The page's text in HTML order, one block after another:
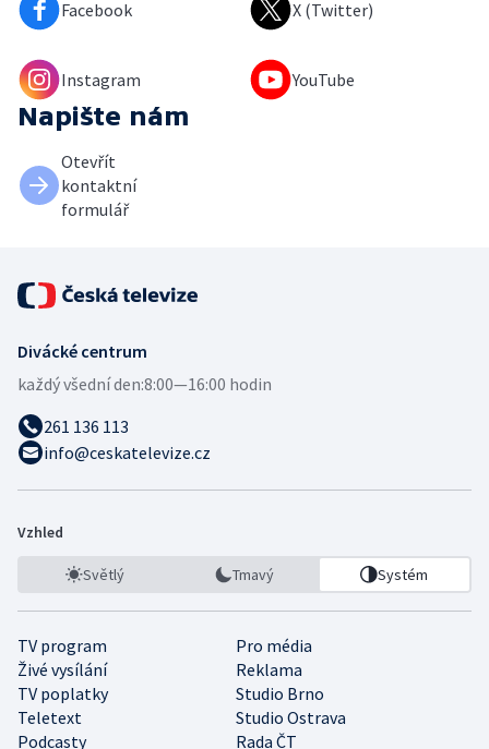
Facebook X (Twitter)
Instagram YouTube
Napište nám
Otevřít
kontaktní
formulář
Divácké centrum
každý všední den:8:00—16:00 hodin
261 136 113
info@ceskatelevize.cz
Vzhled
Světlý Tmavý Systém
TV program
Pro média
Živé vysílání
Reklama
TV poplatky
Studio Brno
Teletext
Studio Ostrava
Podcasty
Rada ČT